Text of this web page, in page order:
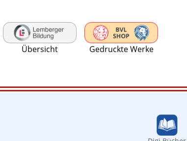
Übersicht Gedruckte Werke